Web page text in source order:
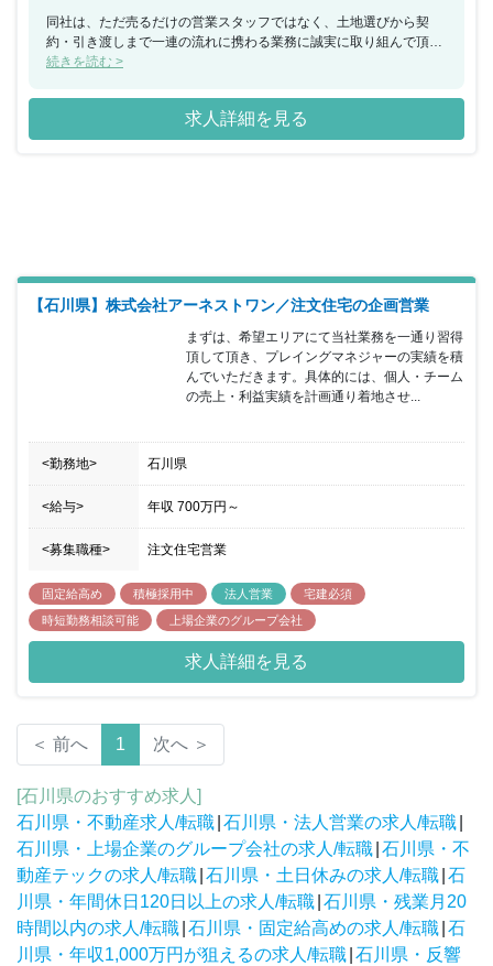
同社は、ただ売るだけの営業スタッフではなく、土地選びから契
約・引き渡しまで一連の流れに携わる業務に誠実に取り組んで頂け
る方を募集します。また、間取り決めなども行うためセンスが問わ
れた社員には研修旅行をプレゼントしている点も魅力的です。新規
出店に伴う増員を背景とした募集となります。
続きを読む >
求人詳細を見る
【石川県】株式会社アーネストワン／注文住宅の企画営業
まずは、希望エリアにて当社業務を一通り習得
頂して頂き、プレイングマネジャーの実績を積
んでいただきます。具体的には、個人・チーム
の売上・利益実績を計画通り着地させ...
<勤務地> 石川県
<給与> 年収 700万円 ～
<募集職種> 注文住宅営業
固定給高め 積極採用中 法人営業
宅建必須
時短勤務相談可能
上場企業のグループ会社
求人詳細を見る
＜ 前へ 1 次へ ＞
[石川県のおすすめ求人]
石川県・不動産求人/転職 石川県・法人営業の求人/転職
石川県・上場企業のグループ会社の求人/転職 石川県・不
動産テックの求人/転職 石川県・土日休みの求人/転職 石
川県・年間休日120日以上の求人/転職 石川県・残業月20
時間以内の求人/転職 石川県・固定給高めの求人/転職 石
川県・年収1,000万円が狙えるの求人/転職 石川県・反響